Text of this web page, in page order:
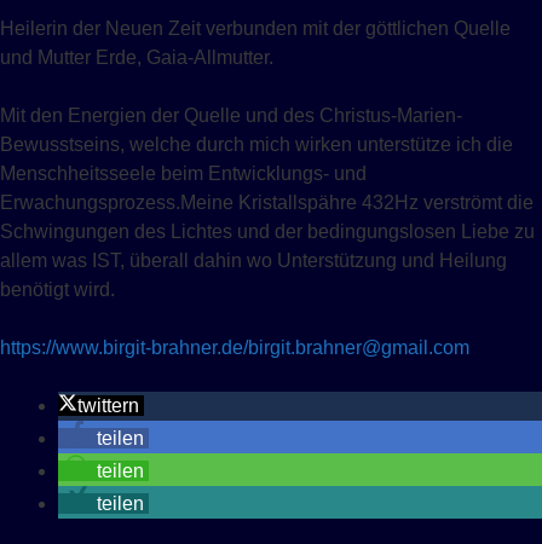
Heilerin der Neuen Zeit verbunden mit der göttlichen Quelle
und Mutter Erde, Gaia-Allmutter.
Mit den Energien der Quelle und des Christus-Marien-
Bewusstseins, welche durch mich wirken unterstütze ich die
Menschheitsseele beim Entwicklungs- und
Erwachungsprozess.Meine Kristallspähre 432Hz verströmt die
Schwingungen des Lichtes und der bedingungslosen Liebe zu
allem was IST, überall dahin wo Unterstützung und Heilung
benötigt wird.
https://www.birgit-brahner.de/birgit.brahner@gmail.com
twittern
teilen
teilen
teilen